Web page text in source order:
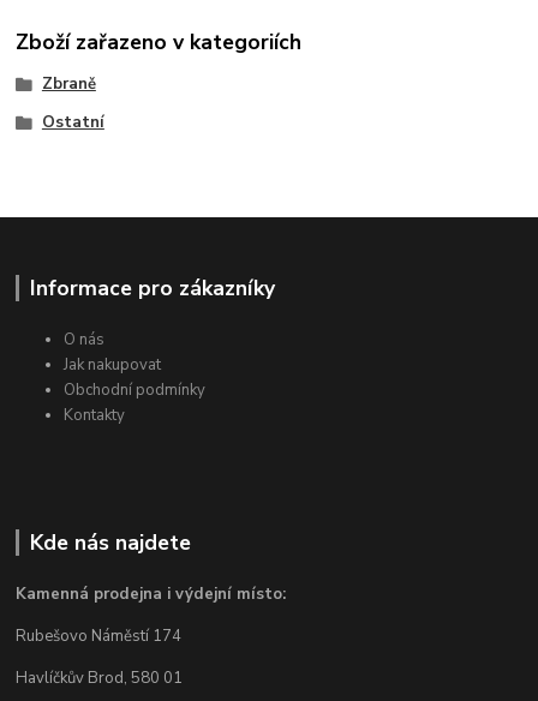
Zboží zařazeno v kategoriích
Zbraně
Ostatní
Informace pro zákazníky
O nás
Jak nakupovat
Obchodní podmínky
Kontakty
Kde nás najdete
Kamenná prodejna i výdejní místo:
Rubešovo Náměstí 174
Havlíčkův Brod, 580 01